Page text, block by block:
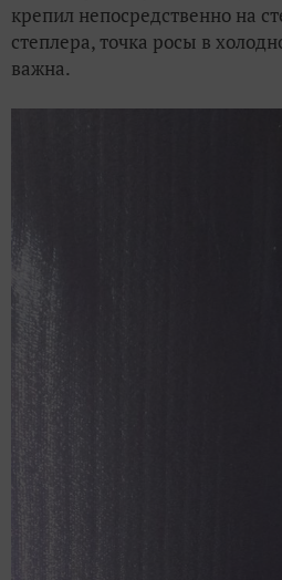
крепил непосредственно на
степлера, точка росы в
важна.